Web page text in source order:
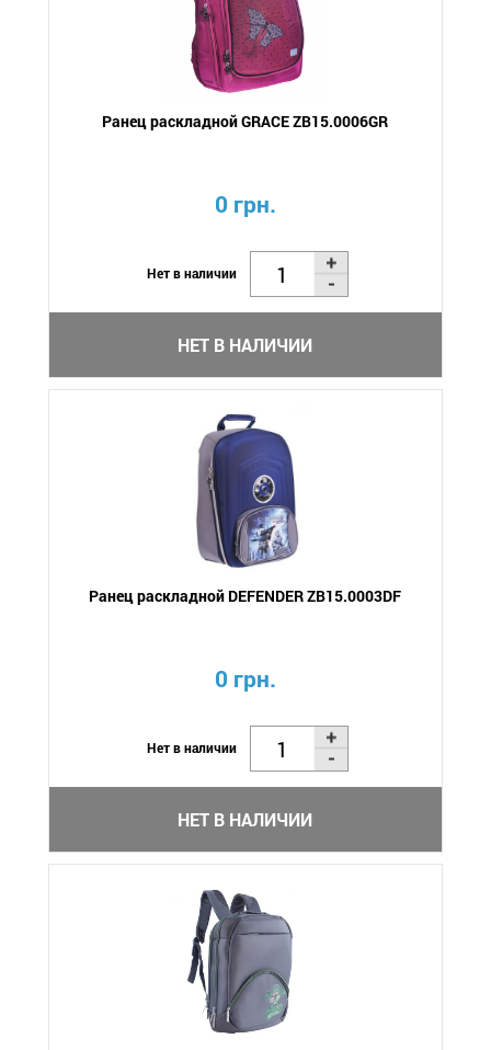
Ранец раскладной GRACE ZB15.0006GR
0 грн.
Нет в наличии
НЕТ В НАЛИЧИИ
Ранец раскладной DEFENDER ZB15.0003DF
0 грн.
Нет в наличии
НЕТ В НАЛИЧИИ